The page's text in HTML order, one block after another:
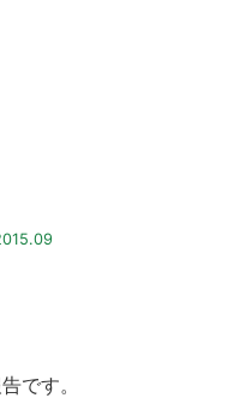
です。